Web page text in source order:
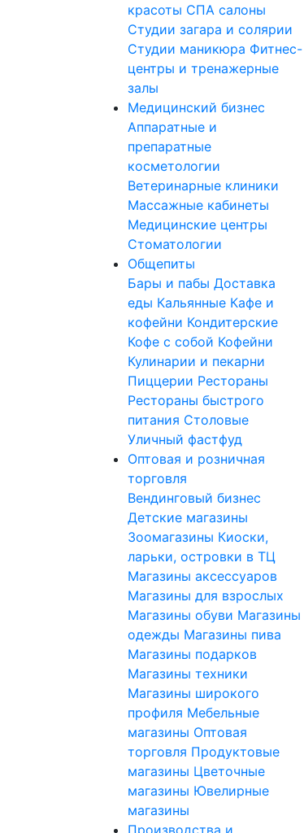
красоты СПА салоны
Студии загара и солярии
Студии маникюра Фитнес-
центры и тренажерные
залы
Медицинский бизнес
Аппаратные и
препаратные
косметологии
Ветеринарные клиники
Массажные кабинеты
Медицинские центры
Стоматологии
Общепиты
Бары и пабы Доставка
еды Кальянные Кафе и
кофейни Кондитерские
Кофе с собой Кофейни
Кулинарии и пекарни
Пиццерии Рестораны
Рестораны быстрого
питания Столовые
Уличный фастфуд
Оптовая и розничная
торговля
Вендинговый бизнес
Детские магазины
Зоомагазины Киоски,
ларьки, островки в ТЦ
Магазины аксессуаров
Магазины для взрослых
Магазины обуви Магазины
одежды Магазины пива
Магазины подарков
Магазины техники
Магазины широкого
профиля Мебельные
магазины Оптовая
торговля Продуктовые
магазины Цветочные
магазины Ювелирные
магазины
Производства и